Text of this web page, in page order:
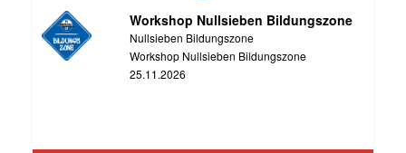
Workshop Nullsieben Bildungszone
Nullsieben Bildungszone
Workshop Nullsieben Bildungszone
25.11.2026